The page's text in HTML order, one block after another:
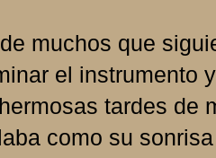
muchos que
el instrumento
tardes de
como su